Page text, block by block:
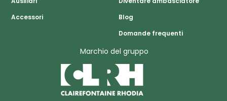
Accessori
Blog
Domande frequenti
Marchio del gruppo